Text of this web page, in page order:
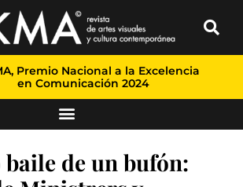
Premio Nacional a la Excelencia
en Comunicación 2024
de un bufón: